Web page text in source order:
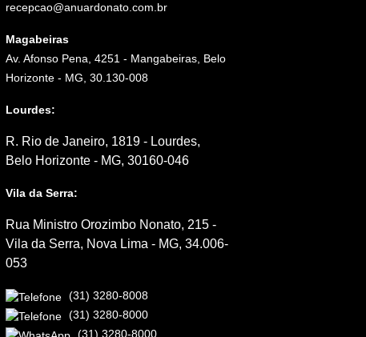
recepcao@anuardonato.com.br
Magabeiras
Av. Afonso Pena, 4251 - Mangabeiras, Belo
Horizonte - MG, 30.130-008
Lourdes:
R. Rio de Janeiro, 1819 - Lourdes,
Belo Horizonte - MG, 30160-046
Vila da Serra:
Rua Ministro Orozimbo Nonato, 215 -
Vila da Serra, Nova Lima - MG, 34.006-
053
(31) 3280-8008
(31) 3280-8000
(31) 3280-8000